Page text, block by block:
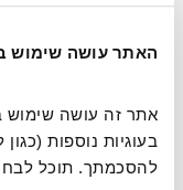
האתר עושה שימוש
מסביר כי השעון
החשיכה. אחד
האפקט בא לידי ביטוי
הגוון שמשתקף אלינו